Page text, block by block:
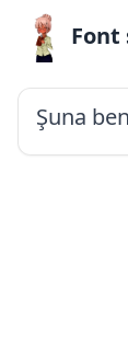
Font
Şuna